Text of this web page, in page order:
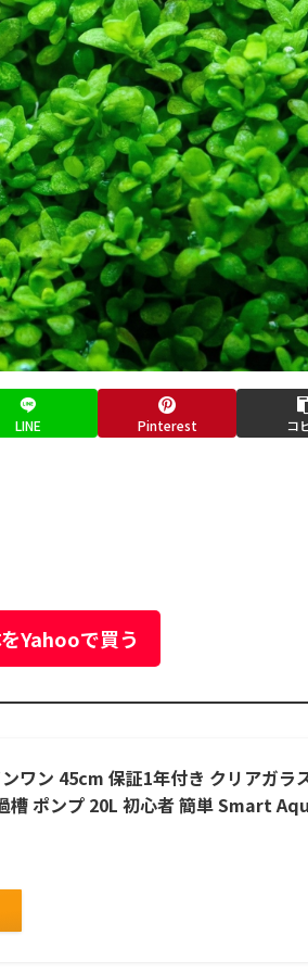
LINE Pinterest コ
Yahooで買う
ワン 45cm 保証1年付き クリアガラ
槽 ポンプ 20L 初心者 簡単 Smart